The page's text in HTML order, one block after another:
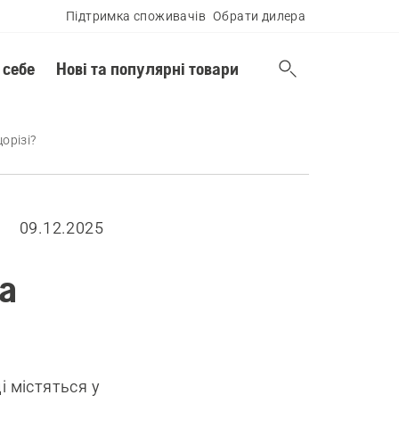
Підтримка споживачів Обрати дилера
Нові та популярні товари
09.12.2025
містяться у